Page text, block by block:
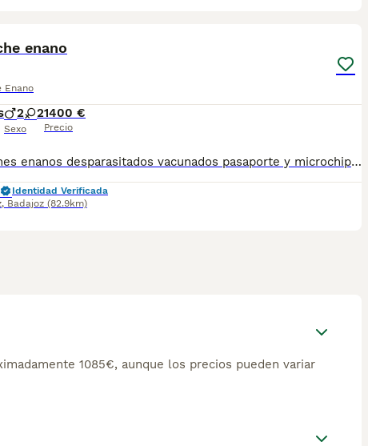
enano
Enano
2 2
Sexo
1400 €
Precio
Caniches enanos desparasitados vacunados pasaporte y microchip hacemos envío a cualquier provincia para su tranquilidad puede pagar a contrareembolso los tengo en varios colores preguntar sin compromiso al teléfono 600881366 núcleo 0612
Identidad Verificada
, Badajoz (82.9km)
1085€, aunque los precios pueden variar